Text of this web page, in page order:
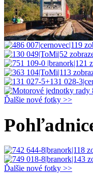
Ďalšie nové fotky >>
Ďalšie nové fotky >>